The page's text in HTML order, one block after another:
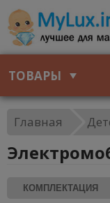
ТОВАРЫ
Главная
КОМПЛЕКТАЦИЯ